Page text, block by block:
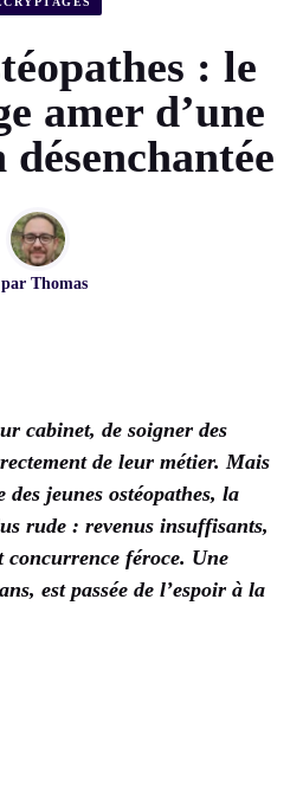
: le
amer d’une
Thomas
cabinet, de soigner des
de leur métier. Mais
jeunes ostéopathes, la
rude : revenus insuffisants,
concurrence féroce. Une
est passée de l’espoir à la